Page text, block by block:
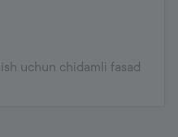
uchun chidamli fasad